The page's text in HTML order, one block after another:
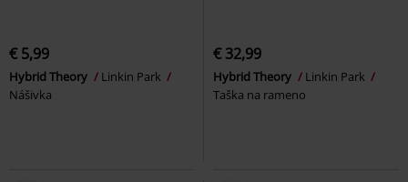
€ 5,99
Hybrid Theory
Linkin Park
Nášivka
€ 32,99
Hybrid Theory
Linkin Park
Taška na rameno